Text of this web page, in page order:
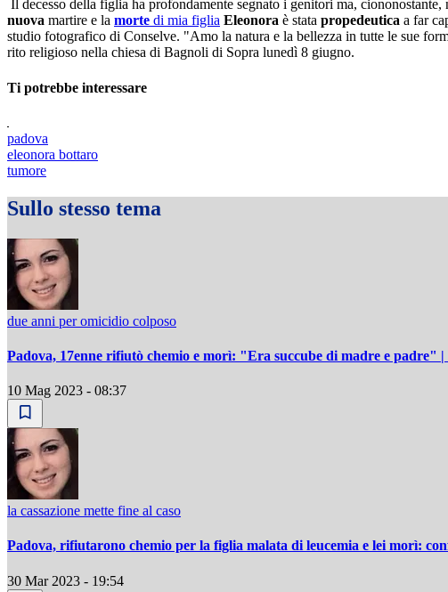
Il decesso della figlia ha profondamente segnato i genitori ma,
nuova martire e la morte di mia figlia Eleonora è stata propedeutica a far
studio fotografico di Conselve. "Amo la natura e la bellezza in tutte le sue
rito religioso nella chiesa di Bagnoli di Sopra lunedì 8 giugno.
Ti potrebbe interessare
padova
eleonora bottaro
tumore
Sullo stesso tema
due anni per omicidio colposo
Padova, 17enne rifiutò chemio e morì: "Era succube di madre e padre"
10 Mag 2023 - 08:37
la cassazione mette fine al caso
Padova, rifiutarono chemio per la figlia malata di leucemia e lei morì:
30 Mar 2023 - 19:54